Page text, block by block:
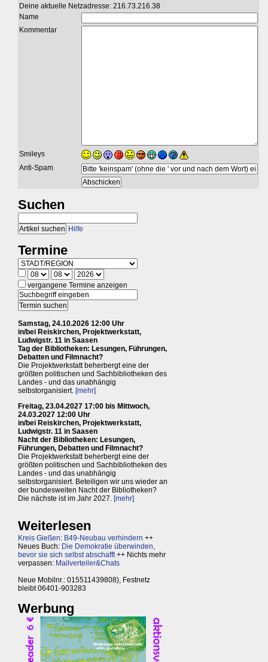
Deine aktuelle Netzadresse: 216.73.216.38
Name
Kommentar
Smileys
Anti-Spam
Suchen
Hilfe
Termine
vergangene Termine anzeigen
Samstag, 24.10.2026 12:00 Uhr
in/bei Reiskirchen, Projektwerkstatt,
Ludwigstr. 11 in Saasen
Tag der Bibliotheken: Lesungen, Führungen,
Debatten und Filmnacht?
Die Projektwerkstatt beherbergt eine der
größten politischen und Sachbibliotheken des
Landes - und das unabhängig
selbstorganisiert. [mehr]
Freitag, 23.04.2027 17:00 bis Mittwoch,
24.03.2027 12:00 Uhr
in/bei Reiskirchen, Projektwerkstatt,
Ludwigstr. 11 in Saasen
Nacht der Bibliotheken: Lesungen,
Führungen, Debatten und Filmnacht?
Die Projektwerkstatt beherbergt eine der
größten politischen und Sachbibliotheken des
Landes - und das unabhängig
selbstorganisiert. Beteiligen wir uns wieder an
der bundesweiten Nacht der Bibliotheken?
Die nächste ist im Jahr 2027. [mehr]
Weiterlesen
Kreis Gießen: B49-Neubau verhindern ++
Neues Buch: Die Demokratie überwinden,
bevor sie sich selbst abschafft++ Nichts mehr
verpassen: Mailverteiler&Chats
Neue Mobilnr.: 015511439808), Festnetz
bleibt 06401-903283
Werbung